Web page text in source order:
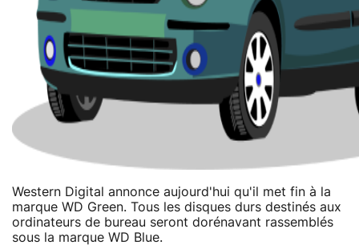
Western Digital annonce aujourd'hui qu'il met fin à la
marque WD Green. Tous les disques durs destinés aux
ordinateurs de bureau seront dorénavant rassemblés
sous la marque WD Blue.